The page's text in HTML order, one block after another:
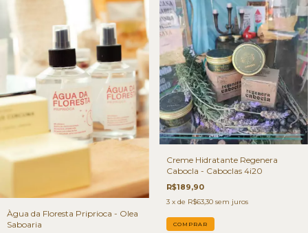
Àgua da Floresta Priprioca - Olea
Saboaria
Creme Hidratante Regenera
Cabocla - Caboclas 4i20
R$189,90
3 x de R$63,30 sem juros